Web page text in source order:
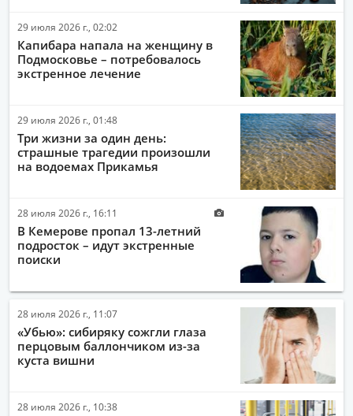
29 июля 2026 г., 02:02
Капибара напала на женщину в
Подмосковье – потребовалось
экстренное лечение
29 июля 2026 г., 01:48
Три жизни за один день:
страшные трагедии произошли
на водоемах Прикамья
28 июля 2026 г., 16:11
В Кемерове пропал 13-летний
подросток – идут экстренные
поиски
28 июля 2026 г., 11:07
«Убью»: сибиряку сожгли глаза
перцовым баллончиком из-за
куста вишни
28 июля 2026 г., 10:38